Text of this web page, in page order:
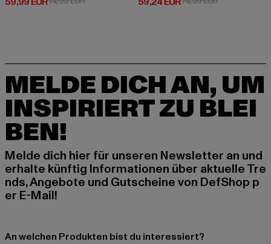
MELDE DICH AN, UM
INSPIRIERT ZU BLEI
BEN!
Melde dich hier für unseren Newsletter an und
erhalte künftig Informationen über aktuelle Tre
nds, Angebote und Gutscheine von DefShop p
er E-Mail!
An welchen Produkten bist du interessiert?